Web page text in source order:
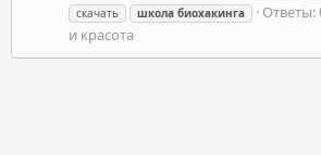
скачать
школа биохакинга Ответы:
и красота